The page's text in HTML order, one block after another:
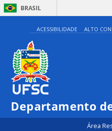
BRASIL
ACESSIBILIDADE ALTO
Departamento
Área